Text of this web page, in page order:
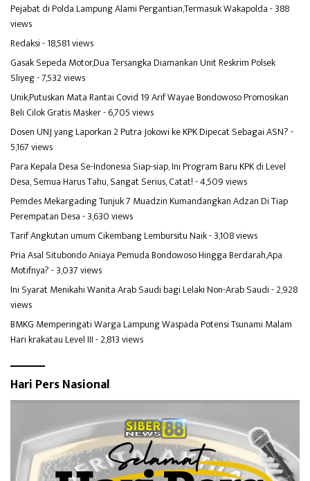
Pejabat di Polda Lampung Alami Pergantian,Termasuk Wakapolda- 388
views
Redaksi- 18,581 views
Gasak Sepeda Motor,Dua Tersangka Diamankan Unit Reskrim Polsek
Sliyeg- 7,532 views
Unik,Putuskan Mata Rantai Covid 19 Arif Wayae Bondowoso Promosikan
Beli Cilok Gratis Masker- 6,705 views
Dosen UNJ yang Laporkan 2 Putra Jokowi ke KPK Dipecat Sebagai ASN?-
5,167 views
Para Kepala Desa Se-Indonesia Siap-siap, Ini Program Baru KPK di Level
Desa, Semua Harus Tahu, Sangat Serius, Catat!- 4,509 views
Pemdes Mekargading Tunjuk 7 Muadzin Kumandangkan Adzan Di Tiap
Perempatan Desa- 3,630 views
Tarif Angkutan umum Cikembang Lembursitu Naik- 3,108 views
Pria Asal Situbondo Aniaya Pemuda Bondowoso Hingga Berdarah,Apa
Motifnya?- 3,037 views
Ini Syarat Menikahi Wanita Arab Saudi bagi Lelaki Non-Arab Saudi- 2,928
views
BMKG Memperingati Warga Lampung Waspada Potensi Tsunami Malam
Hari krakatau Level III- 2,813 views
Hari Pers Nasional